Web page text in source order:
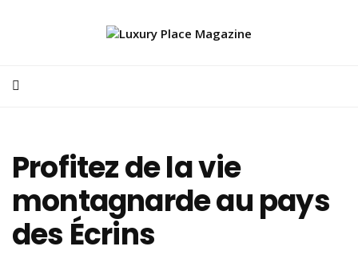
Profitez de la vie
montagnarde au pays
des Écrins